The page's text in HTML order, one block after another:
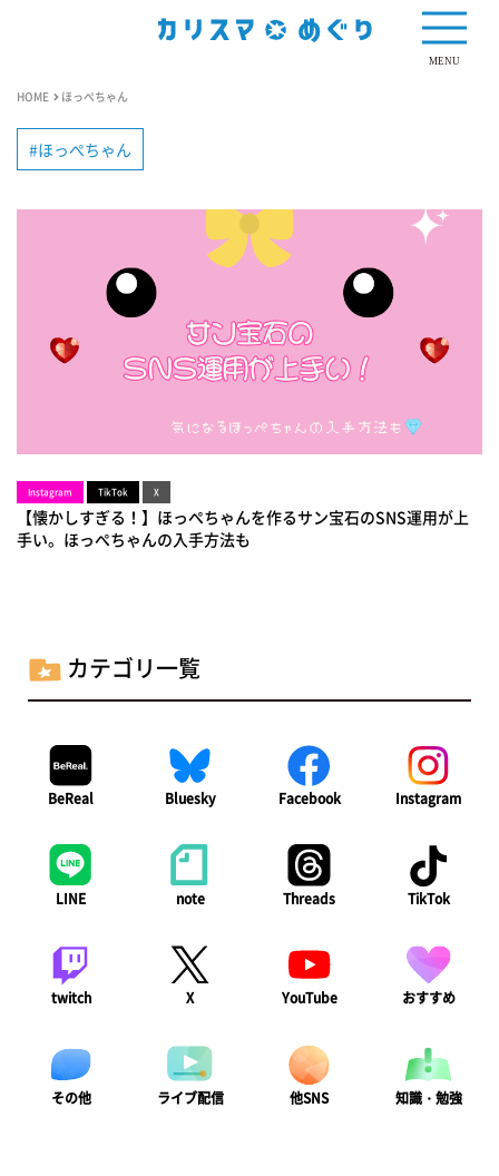
MENU
HOME ほっぺちゃん
ほっぺちゃん
Instagram TikTok X
【懐かしすぎる！】ほっぺちゃんを作るサン宝石のSNS運用が上
手い。ほっぺちゃんの入手方法も
カテゴリ一覧
BeReal Bluesky Facebook Instagram
LINE note Threads TikTok
twitch X YouTube おすすめ
その他 ライブ配信 他SNS 知識・勉強